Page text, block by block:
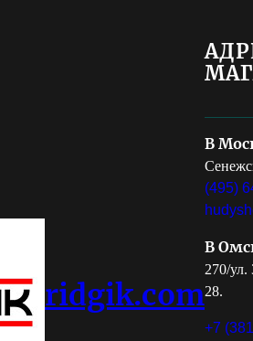
ridgik.com
В
(495)
В
270/ул.
28.
+7